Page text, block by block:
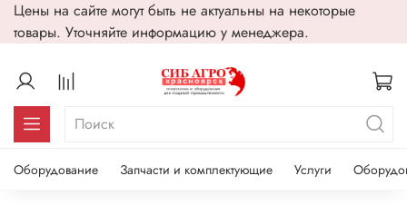
Цены на сайте могут быть не актуальны на некоторые
товары. Уточняйте информацию у менеджера.
Оборудование Запчасти и комплектующие Услуги